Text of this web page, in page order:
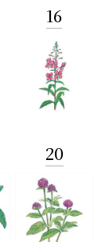
16
20